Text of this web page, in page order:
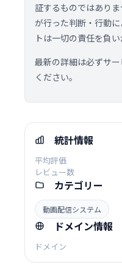
証するものではあり
が行った判断・行動
トは一切の責任を負い
最新の詳細は必ずサ
ください。
統計情報
平均評価
レビュー数
カテゴリー
動画配信システム
ドメイン情報
ドメイン